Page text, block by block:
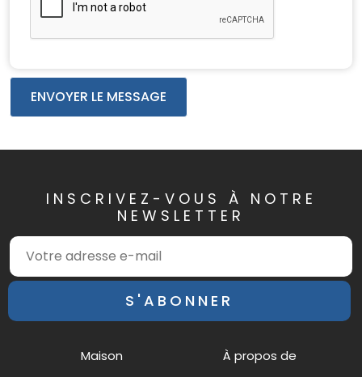
ENVOYER LE MESSAGE
INSCRIVEZ-VOUS À NOTRE
NEWSLETTER
S'ABONNER
Maison À propos de